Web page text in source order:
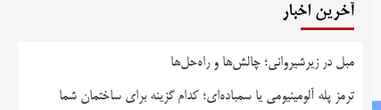
آخرین اخبار
مبل در زیرشیروانی؛ چالش‌ها و راه‌حل‌ها
ترمز پله آلومینیومی یا سمباده‌ای؛ کدام گزینه برای ساختمان شما